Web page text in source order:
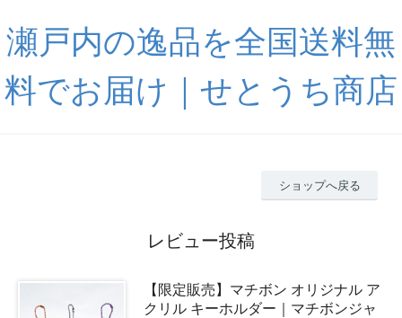
瀬戸内の逸品を全国送料無
料でお届け｜せとうち商店
ショップへ戻る
レビュー投稿
【限定販売】マチボン オリジナル ア
クリル キーホルダー｜マチボンジャ